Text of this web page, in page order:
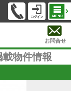
お問合せ
物件情報